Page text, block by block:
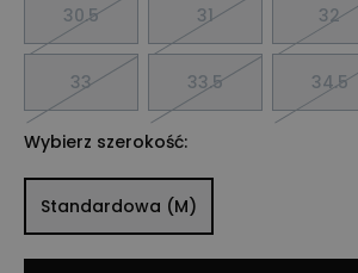
30.5 31 32
33 33.5 34.5
Wybierz szerokość:
Standardowa (M)